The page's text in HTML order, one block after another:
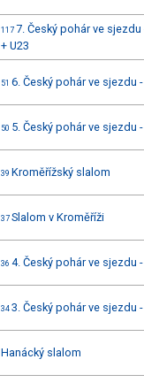
117 7. Český pohár ve
+ U23
51 6. Český pohár ve sjezdu
50 5. Český pohár ve sjezdu
39 Kroměřížský slalom
37 Slalom v Kroměříži
36 4. Český pohár ve sjezdu
34 3. Český pohár ve sjezdu
Hanácký slalom